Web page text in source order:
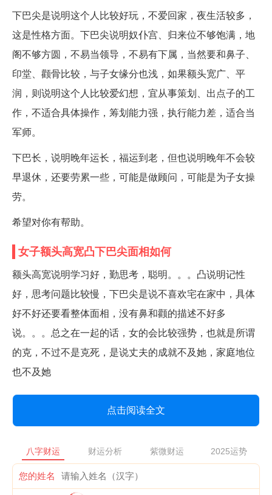
下巴尖是说明这个人比较好玩，不爱回家，夜生活较多，
这是性格方面。下巴尖说明奴仆宫、归来位不够饱满，地
阁不够方圆，不易当领导，不易有下属，当然要和鼻子、
印堂、颧骨比较，与子女缘分也浅，如果额头宽广、平
润，则说明这个人比较爱幻想，宜从事策划、出点子的工
作，不适合具体操作，筹划能力强，执行能力差，适合当
军师。
下巴长，说明晚年运长，福运到老，但也说明晚年不会较
早退休，还要劳累一些，可能是做顾问，可能是为子女操
劳。
希望对你有帮助。
女子额头高宽凸下巴尖面相如何
额头高宽说明学习好，勤思考，聪明。。。凸说明记性
好，思考问题比较慢，下巴尖是说不喜欢宅在家中，具体
好不好还要看整体面相，没有鼻和颧的描述不好多
说。。。总之在一起的话，女的会比较强势，也就是所谓
的克，不过不是克死，是说丈夫的成就不及她，家庭地位
也不及她
点击阅读全文
八字财运 财运分析 紫微财运 2025运势
您的姓名